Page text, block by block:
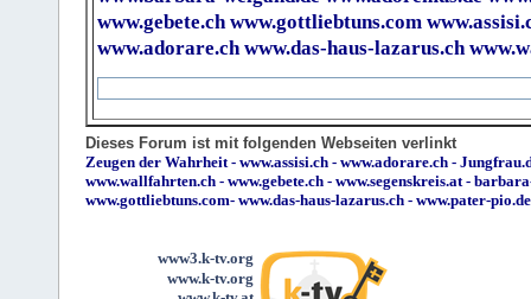
www.gebete.ch www.gottliebtuns.com
www.adorare.ch www.das-haus-lazarus.ch
Dieses Forum ist mit folgenden Webseiten verlinkt
Zeugen der Wahrheit - www.assisi.ch - www.adorare.ch -
www.wallfahrten.ch - www.gebete.ch - www.segenskreis.at -
www.gottliebtuns.com- www.das-haus-lazarus.ch - www.pater-pio.de
www3.k-tv.org
www.k-tv.org